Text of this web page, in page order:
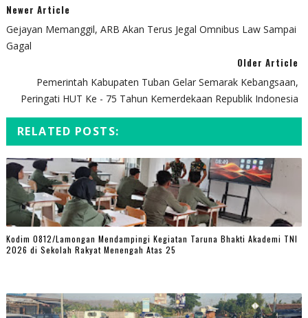
Newer Article
Gejayan Memanggil, ARB Akan Terus Jegal Omnibus Law Sampai
Gagal
Older Article
Pemerintah Kabupaten Tuban Gelar Semarak Kebangsaan,
Peringati HUT Ke - 75 Tahun Kemerdekaan Republik Indonesia
RELATED POSTS:
Kodim 0812/Lamongan Mendampingi Kegiatan Taruna Bhakti Akademi TNI
2026 di Sekolah Rakyat Menengah Atas 25